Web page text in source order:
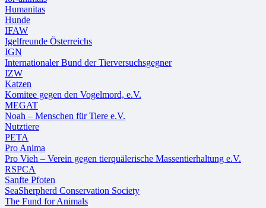
Humanitas
Hunde
IFAW
Igelfreunde Österreichs
IGN
Internationaler Bund der Tierversuchsgegner
IZW
Katzen
Komitee gegen den Vogelmord, e.V.
MEGAT
Noah – Menschen für Tiere e.V.
Nutztiere
PETA
Pro Anima
Pro Vieh – Verein gegen tierquälerische Massentierhaltung e.V.
RSPCA
Sanfte Pfoten
SeaSherpherd Conservation Society
The Fund for Animals